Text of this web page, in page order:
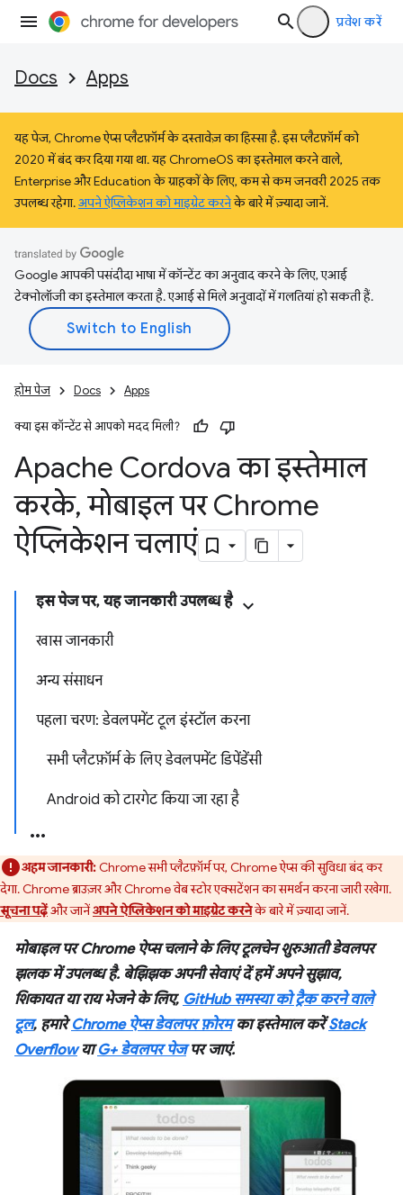
प्रवेश करें
Docs Apps
यह पेज, Chrome ऐप्स प्लैटफ़ॉर्म के दस्तावेज़ का हिस्सा है. इस प्लैटफ़ॉर्म को
2020 में बंद कर दिया गया था. यह ChromeOS का इस्तेमाल करने वाले,
Enterprise और Education के ग्राहकों के लिए, कम से कम जनवरी 2025 तक
उपलब्ध रहेगा.अपने ऐप्लिकेशन को माइग्रेट करनेके बारे में ज़्यादा जानें.
Google आपकी पसंदीदा भाषा में कॉन्टेंट का अनुवाद करने के लिए, एआई
टेक्नोलॉजी का इस्तेमाल करता है. एआई से मिले अनुवादों में गलतियां हो सकती हैं.
होम पेज Docs Apps
क्या इस कॉन्टेंट से आपको मदद मिली?
Apache Cordova का इस्तेमाल
करके, मोबाइल पर Chrome
ऐप्लिकेशन चलाएं
इस पेज पर, यह जानकारी उपलब्ध है
खास जानकारी
अन्य संसाधन
पहला चरण: डेवलपमेंट टूल इंस्टॉल करना
सभी प्लैटफ़ॉर्म के लिए डेवलपमेंट डिपेंडेंसी
Android को टारगेट किया जा रहा है
अहम जानकारी:Chrome सभी प्लैटफ़ॉर्म पर, Chrome ऐप्स की सुविधा बंद कर
देगा. Chrome ब्राउज़र और Chrome वेब स्टोर एक्सटेंशन का समर्थन करना जारी रखेगा.
सूचना पढ़ेंऔर जानेंअपने ऐप्लिकेशन को माइग्रेट करनेके बारे में ज़्यादा जानें.
मोबाइल पर Chrome ऐप्स चलाने के लिए टूलचेन शुरुआती डेवलपर
झलक में उपलब्ध है. बेझिझक अपनी सेवाएं दें हमें अपने सुझाव,
शिकायत या राय भेजने के लिए, GitHub समस्या को ट्रैक करने वाले
टूल, हमारेChrome ऐप्स डेवलपर फ़ोरमका इस्तेमाल करेंStack
OverflowयाG+ डेवलपर पेजपर जाएं.